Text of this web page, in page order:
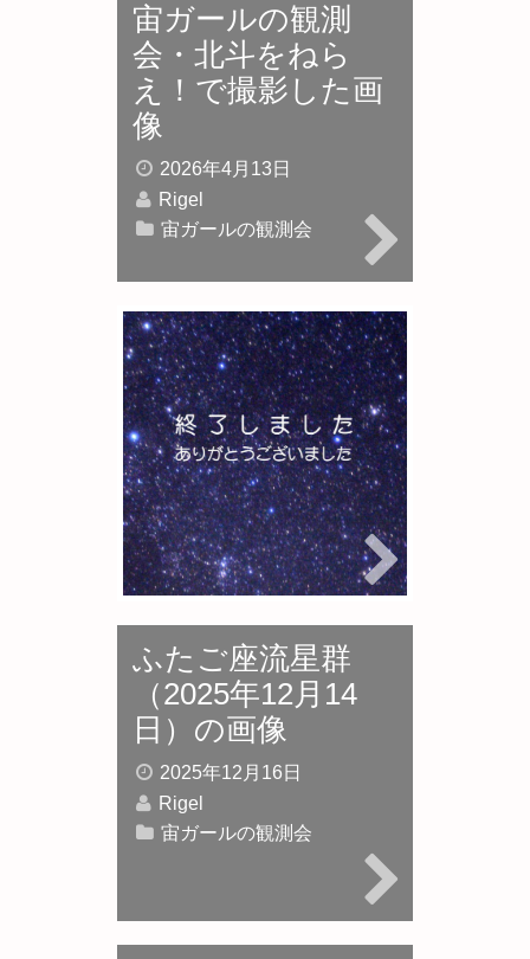
宙ガールの観測
会・北斗をねら
え！で撮影した画
像
2026年4月13日
Rigel
宙ガールの観測会
宙ガールの観測
会 北斗をねら
え！開催のお知ら
せ（3月21日）
2026年3月21日
Rigel
宙ガールの観測会
ふたご座流星群
（2025年12月14
日）の画像
2025年12月16日
Rigel
宙ガールの観測会